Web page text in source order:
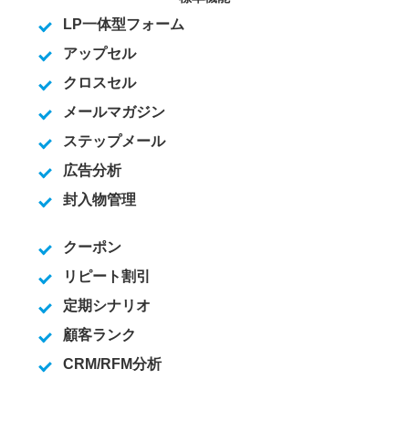
LP一体型フォーム
アップセル
クロスセル
メールマガジン
ステップメール
広告分析
封入物管理
クーポン
リピート割引
定期シナリオ
顧客ランク
CRM/RFM分析